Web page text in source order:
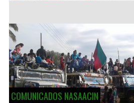
COMUNICADOS NASAACIN